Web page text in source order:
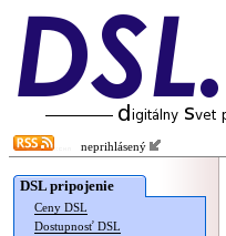
neprihlásený
DSL pripojenie
Ceny DSL
Dostupnosť DSL